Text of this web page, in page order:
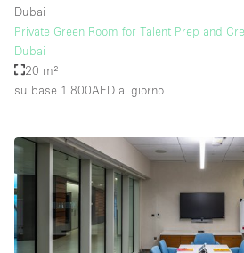
Dubai
Private Green Room for Talent Prep and
Dubai
20 m²
su base 1.800AED al giorno